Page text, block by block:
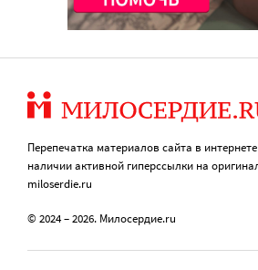
Перепечатка материалов сайта в
наличии активной гиперссылки на
miloserdie.ru
© 2024 – 2026. Милосердие.ru